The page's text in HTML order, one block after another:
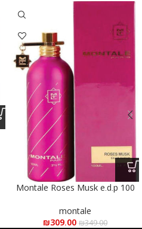
Montale Roses Musk e.d.p 100
מ”ל
montale
₪349.00
₪309.00